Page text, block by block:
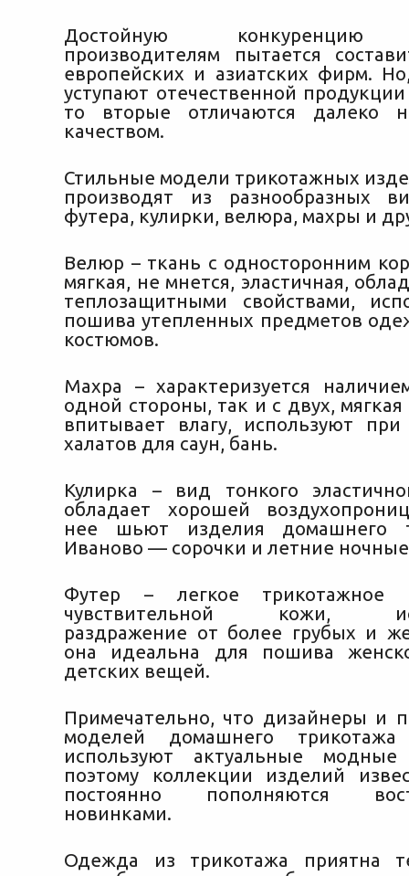
Достойную конкуренцию
производителям пытается
европейских и азиатских фирм.
уступают отечественной
то вторые отличаются далеко
качеством.
Стильные модели трикотажных
производят из разнообразных
футера, кулирки, велюра, махры и
Велюр – ткань с односторонним
мягкая, не мнется, эластичная,
теплозащитными свойствами,
пошива утепленных предметов
костюмов.
Махра – характеризуется
одной стороны, так и с двух,
впитывает влагу, используют при
халатов для саун, бань.
Кулирка – вид тонкого
обладает хорошей
нее шьют изделия домашнего
Иваново — сорочки и летние
Футер – легкое трикотажное
чувствительной кожи,
раздражение от более грубых и
она идеальна для пошива
детских вещей.
Примечательно, что дизайнеры и
моделей домашнего
используют актуальные модные
поэтому коллекции изделий
постоянно пополняются
новинками.
Одежда из трикотажа приятна